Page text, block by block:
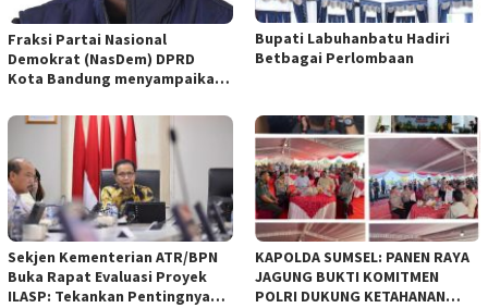
Fraksi Partai Nasional
Demokrat (NasDem) DPRD
Kota Bandung menyampaikan
empat Rancangan Peraturan
Daerah (Raperda) yang
diajukan Pemerintah Kota
Bandung
Bupati Labuhanbatu Hadiri
Betbagai Perlombaan
Sekjen Kementerian ATR/BPN
Buka Rapat Evaluasi Proyek
ILASP: Tekankan Pentingnya
KAPOLDA SUMSEL: PANEN RAYA
JAGUNG BUKTI KOMITMEN
POLRI DUKUNG KETAHANAN